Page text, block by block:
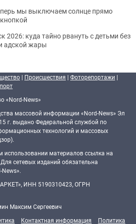
мы выключаем солнце прямо
2026: куда тайно рвануть с детьми без
адской жары
| Происшествия | Фоторепортажи |
«Nord-News»
массовой информации «Nord-News» Эл
г. выдано Федеральной службой по
технологий и массовых
материалов ссылка на
сетевых изданий обязательна
ИНН 5190310423, ОГРН
Максим Сергеевич
Контактная информация Политика